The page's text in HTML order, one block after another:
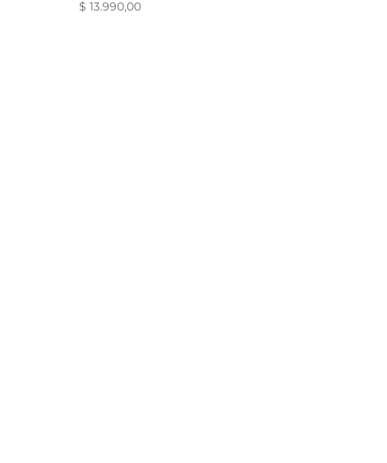
$ 13.990,00